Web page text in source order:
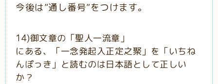
今後は”通し番号”をつけます。
14)御文章の「聖人一流章」
にある、「一念発起入正定之聚」を「いちね
んぽっき」と読むのは日本語として正しい
か？